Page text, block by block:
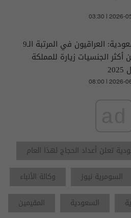
03:30 | 2026-
السعودية: العراقيون في المرتبة الـ9
أكثر الجنسيات زيارة للمملكة
08:00 | 2026-
تعلن أعداد الحجاج لهذا العام
السومرية نيوز
وكالة الأنباء
السعودية
المقيمين